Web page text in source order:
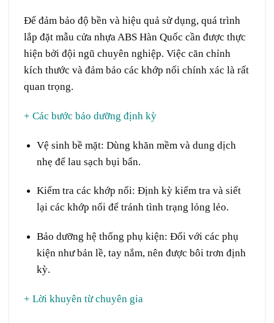
Để đảm bảo độ bền và hiệu quả sử dụng, quá trình
lắp đặt mẫu cửa nhựa ABS Hàn Quốc cần được thực
hiện bởi đội ngũ chuyên nghiệp. Việc căn chỉnh
kích thước và đảm bảo các khớp nối chính xác là rất
quan trọng.
+ Các bước bảo dưỡng định kỳ
Vệ sinh bề mặt: Dùng khăn mềm và dung dịch
nhẹ để lau sạch bụi bẩn.
Kiểm tra các khớp nối: Định kỳ kiểm tra và siết
lại các khớp nối để tránh tình trạng lỏng lẻo.
Bảo dưỡng hệ thống phụ kiện: Đối với các phụ
kiện như bản lề, tay nắm, nên được bôi trơn định
kỳ.
+ Lời khuyên từ chuyên gia